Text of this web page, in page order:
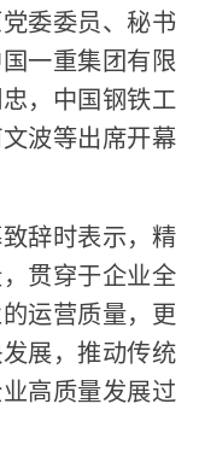
委委员、秘书
一重集团有限
，中国钢铁工
波等出席开幕
辞时表示，精
贯穿于企业全
运营质量，更
展，推动传统
高质量发展过